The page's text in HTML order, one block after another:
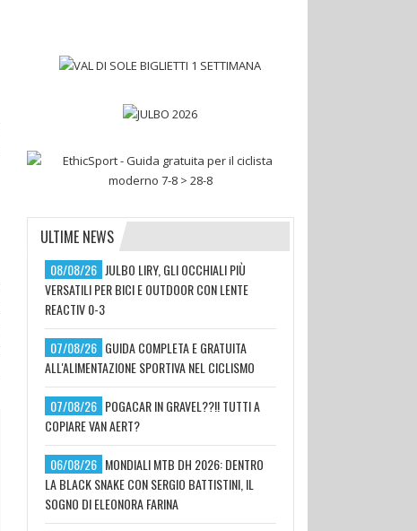
ULTIME NEWS
08/08/26 JULBO LIRY, GLI OCCHIALI PIÙ
VERSATILI PER BICI E OUTDOOR CON LENTE
REACTIV 0-3
07/08/26 GUIDA COMPLETA E GRATUITA
ALL'ALIMENTAZIONE SPORTIVA NEL CICLISMO
07/08/26 POGACAR IN GRAVEL??!! TUTTI A
COPIARE VAN AERT?
06/08/26 MONDIALI MTB DH 2026: DENTRO
LA BLACK SNAKE CON SERGIO BATTISTINI, IL
SOGNO DI ELEONORA FARINA